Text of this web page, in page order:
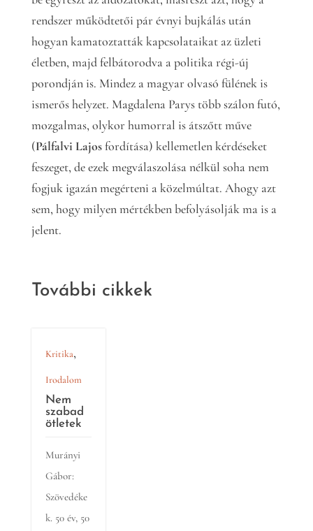
rendszer működtetői pár évnyi bujkálás után
hogyan kamatoztatták kapcsolataikat az üzleti
életben, majd felbátorodva a politika régi-új
porondján is. Mindez a magyar olvasó fülének is
ismerős helyzet. Magdalena Parys több szálon futó,
mozgalmas, olykor humorral is átszőtt műve
(Pálfalvi Lajosfordítása) kellemetlen kérdéseket
feszeget, de ezek megválaszolása nélkül soha nem
fogjuk igazán megérteni a közelmúltat. Ahogy azt
sem, hogy milyen mértékben befolyásolják ma is a
jelent.
További cikkek
Kritika,
Irodalom
Nem
szabad
ötletek
Murányi
Gábor:
Szövedéke
k. 50 év, 50